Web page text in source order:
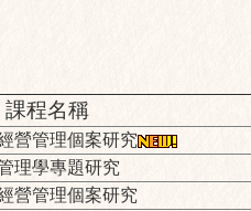
課程名稱
營管理個案研究
理學專題研究
營管理個案研究